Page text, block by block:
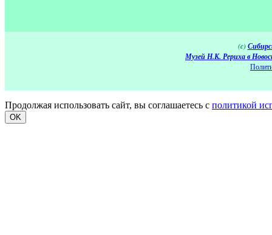
(c)
Музей Н.К. Рериха в
Продолжая использовать сайт, вы соглашаетесь с политикой
OK